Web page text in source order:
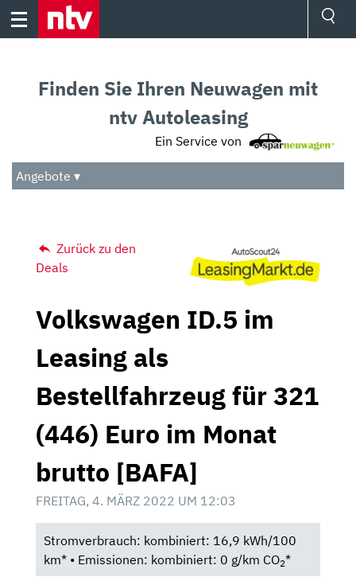
Skip
Audio
Das Beste
Finden Sie Ihren Neuwagen mit
ntv Autoleasing
Ein Service von
Angebote ▾
Zurück zu den
Deals
Volkswagen ID.5 im
Leasing als
Bestellfahrzeug für 321
(446) Euro im Monat
brutto [BAFA]
FREITAG, 4. MÄRZ 2022 UM 12:03
Stromverbrauch: kombiniert: 16,9 kWh/100
km* • Emissionen: kombiniert: 0 g/km CO2*